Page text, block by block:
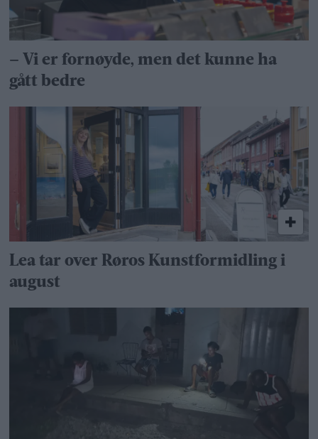
– Vi er fornøyde, men det kunne ha
gått bedre
Lea tar over Røros Kunstformidling i
august